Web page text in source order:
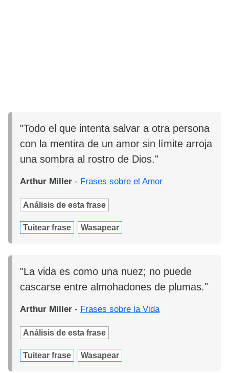
"Todo el que intenta salvar a otra persona
con la mentira de un amor sin límite arroja
una sombra al rostro de Dios."
Arthur Miller - Frases sobre el Amor
Análisis de esta frase
Tuitear frase Wasapear
"La vida es como una nuez; no puede
cascarse entre almohadones de plumas."
Arthur Miller - Frases sobre la Vida
Análisis de esta frase
Tuitear frase Wasapear